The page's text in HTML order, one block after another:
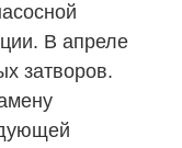
В апреле
затворов.